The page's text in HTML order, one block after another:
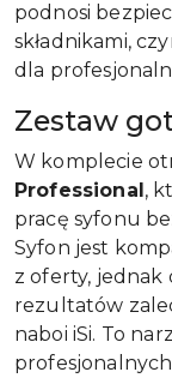
podnosi
składnikami,
dla
Zestaw
W komplecie
Professional ,
pracę syfonu
Syfon jest
z oferty, jednak
rezultatów
naboi iSi. To